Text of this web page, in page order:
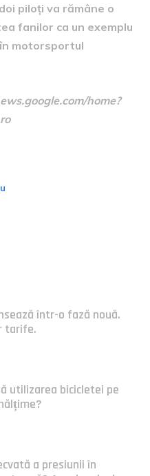
piloți va rămâne o
fanilor ca un exemplu
motorsportul
home?
într-o fază nouă.
tarife.
utilizarea bicicletei pe
a presiunii în